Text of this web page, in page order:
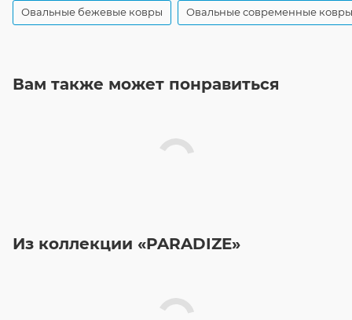
Овальные бежевые ковры Овальные современные ковры
Вам также может понравиться
Из коллекции «PARADIZE»